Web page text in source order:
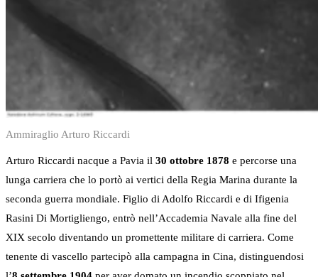
Ammiraglio Arturo Riccardi
Arturo Riccardi nacque a Pavia il 30 ottobre 1878 e percorse una
lunga carriera che lo portò ai vertici della Regia Marina durante la
seconda guerra mondiale. Figlio di Adolfo Riccardi e di Ifigenia
Rasini Di Mortigliengo, entrò nell’Accademia Navale alla fine del
XIX secolo diventando un promettente militare di carriera. Come
tenente di vascello partecipò alla campagna in Cina, distinguendosi